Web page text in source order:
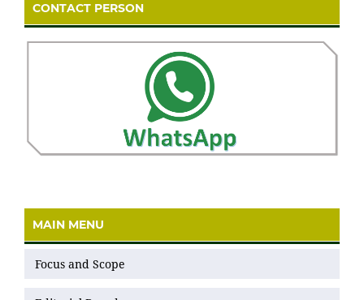
CONTACT PERSON
MAIN MENU
Focus and Scope